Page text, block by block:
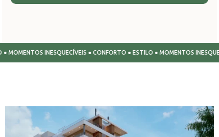
INESQUECÍVEIS ● CONFORTO ● ESTILO ● MOMENTOS